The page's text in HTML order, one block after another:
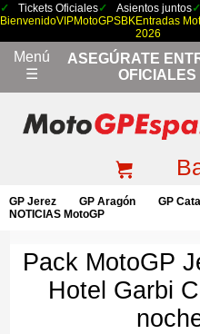
Tickets Oficiales Asientos juntos
BienvenidoVIPMotoGPSBKEntradas
2026
Menú
☰
ASEGÚRATE
OFICIALES
GP Jerez GP Aragón GP
NOTICIAS MotoGP
Pack MotoGP
Hotel Garbi